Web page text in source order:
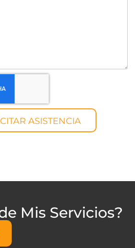
ASISTENCIA
Mis Servicios?